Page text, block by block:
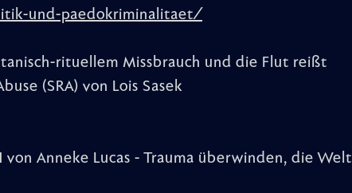
und-paedokriminalitaet/
rituellem Missbrauch und die Flut reißt
(SRA) von Lois Sasek
von Anneke Lucas - Trauma überwinden, die Welt